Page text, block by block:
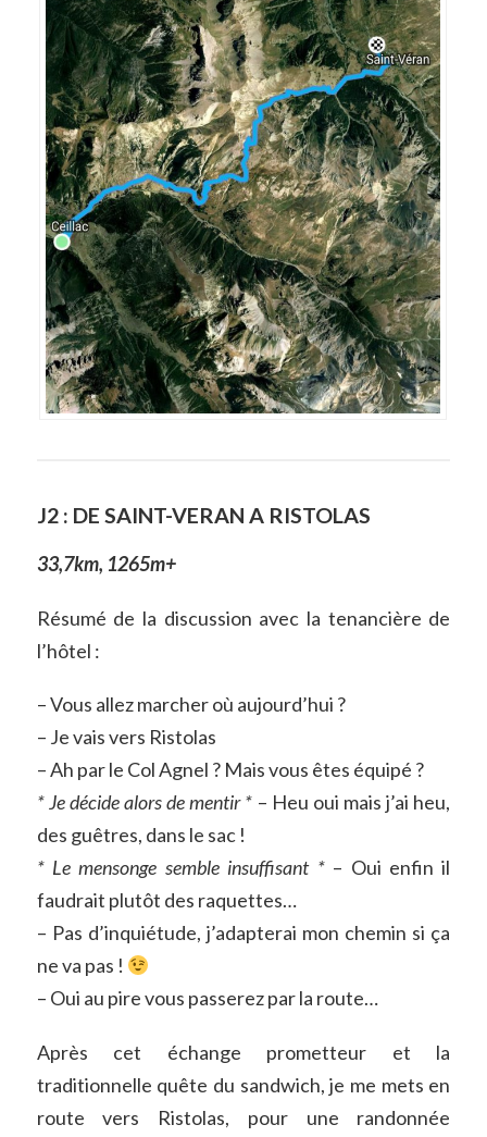
J2 : DE SAINT-VERAN A RISTOLAS
33,7km, 1265m+
Résumé de la discussion avec la tenancière de
l’hôtel :
– Vous allez marcher où aujourd’hui ?
– Je vais vers Ristolas
– Ah par le Col Agnel ? Mais vous êtes équipé ?
* Je décide alors de mentir * – Heu oui mais j’ai heu,
des guêtres, dans le sac !
* Le mensonge semble insuffisant *– Oui enfin il
faudrait plutôt des raquettes…
– Pas d’inquiétude, j’adapterai mon chemin si ça
ne va pas !
– Oui au pire vous passerez par la route…
Après cet échange prometteur et la
traditionnelle quête du sandwich, je me mets en
route vers Ristolas, pour une randonnée